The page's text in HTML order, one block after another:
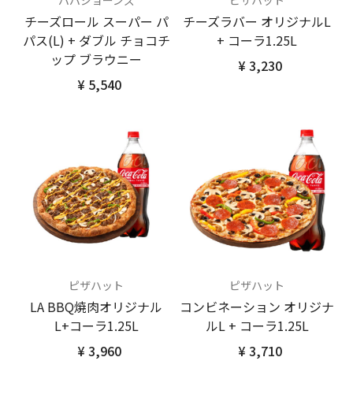
チーズロール スーパー パ
パス(L) + ダブル チョコチ
ップ ブラウニー
¥ 5,540
チーズラバー オリジナルL
+ コーラ1.25L
¥ 3,230
ピザハット
LA BBQ焼肉オリジナル
L+コーラ1.25L
¥ 3,960
ピザハット
コンビネーション オリジナ
ルL + コーラ1.25L
¥ 3,710